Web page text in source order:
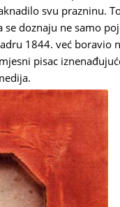
svu prazninu.
doznaju ne samo
1844. već boravio
pisac